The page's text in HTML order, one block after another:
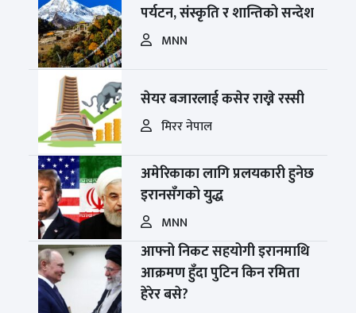
पर्यटन, संस्कृति र शान्तिको सन्देश
MNN
सेयर बजारलाई कसेर राख्ने रस्सी
मिरर नेपाल
अमेरिकाका लागि प्रलयकारी हुनेछ
इरानसँगको युद्ध
MNN
आफ्नो निकट सहयोगी इरानमाथि
आक्रमण हुँदा पुटिन किन रमिता
हेरेर बसे?